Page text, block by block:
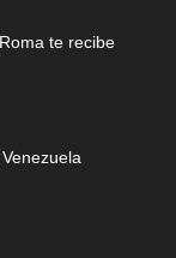
te recibe